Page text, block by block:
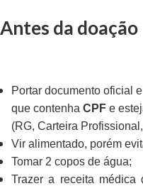
Antes da doação
Portar documento oficial
que contenha CPF e
(RG, Carteira
Vir alimentado, porém
Tomar 2 copos de água;
Trazer a receita médica